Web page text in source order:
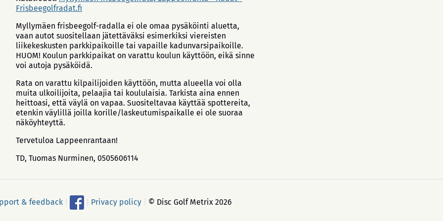
Frisbeegolfradat.fi
Myllymäen frisbeegolf-radalla ei ole omaa pysäköinti aluetta,
vaan autot suositellaan jätettäväksi esimerkiksi viereisten
liikekeskusten parkkipaikoille tai vapaille kadunvarsipaikoille.
HUOM! Koulun parkkipaikat on varattu koulun käyttöön, eikä sinne
voi autoja pysäköidä.
Rata on varattu kilpailijoiden käyttöön, mutta alueella voi olla
muita ulkoilijoita, pelaajia tai koululaisia. Tarkista aina ennen
heittoasi, että väylä on vapaa. Suositeltavaa käyttää spottereita,
etenkin väylillä joilla korille/laskeutumispaikalle ei ole suoraa
näköyhteyttä.
Tervetuloa Lappeenrantaan!
TD, Tuomas Nurminen, 0505606114
& feedback Privacy policy © Disc Golf Metrix 2026